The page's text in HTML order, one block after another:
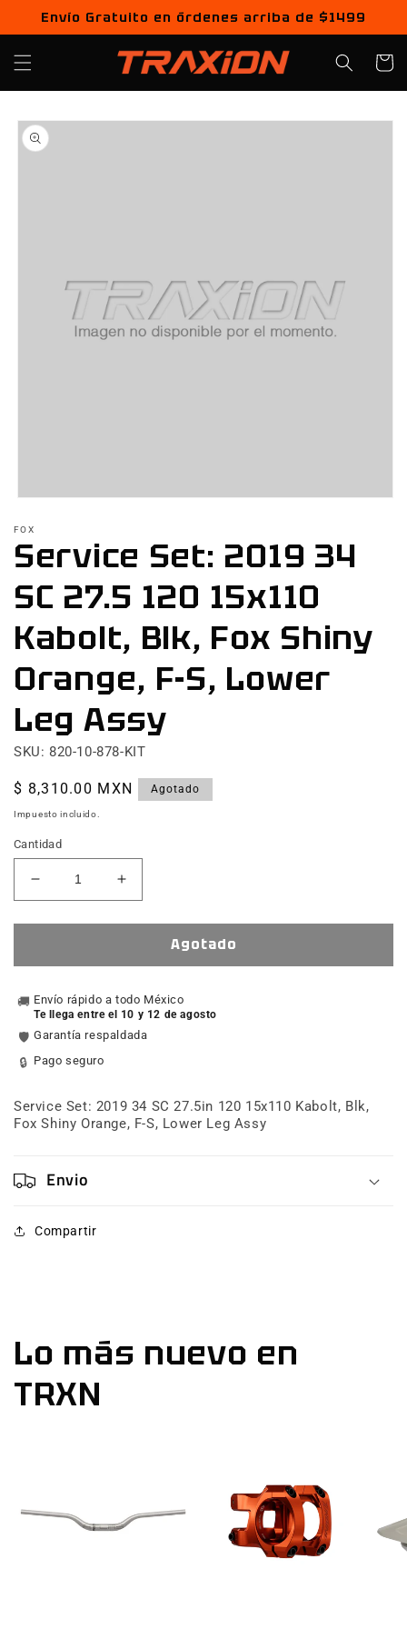
directamente
al contenido
Envío Gratuito en órdenes arriba de $1499
Carrito
directamente
a la
información
multimedia
1
en
ventana
modal
FOX
Service Set: 2019 34
SC 27.5 120 15x110
Kabolt, Blk, Fox Shiny
Orange, F-S, Lower
Leg Assy
SKU: 820-10-878-KIT
Precio
habitual
$ 8,310.00 MXN Agotado
Impuesto incluido.
Cantidad
Reducir
cantidad
para
Set:
34
SC
27.5
120
Kabolt,
Blk,
Orange,
F-
Lower
Aumentar
cantidad
para
Service
Set:
34
SC
27.5
Kabolt,
Blk,
Fox
Agotado
🚚 Envío rápido a todo México
Te llega entre el 10 y 12 de agosto
🛡️ Garantía respaldada
🔒 Pago seguro
Service Set: 2019 34 SC 27.5in 120 15x110 Kabolt, Blk,
Fox Shiny Orange, F-S, Lower Leg Assy
Envio
Compartir
Lo más nuevo en
TRXN